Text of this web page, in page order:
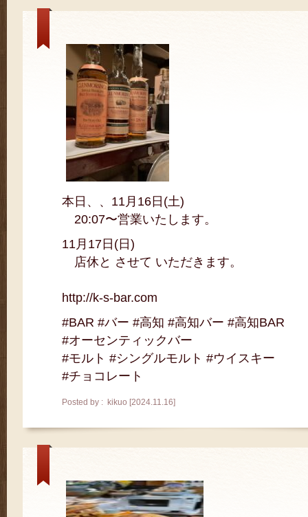
本日、、11月16日(土)
20:07〜営業いたします。
11月17日(日)
店休と させて いただきます。
http://k-s-bar.com
#BAR #バー #高知 #高知バー #高知BAR
#オーセンティックバー
#モルト #シングルモルト #ウイスキー
#チョコレート
Posted by : kikuo [2024.11.16]